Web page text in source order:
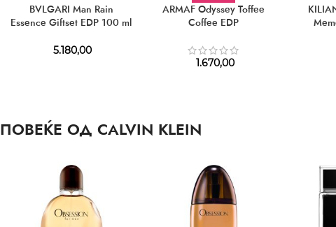
BVLGARI Man Rain
Essence Giftset EDP 100 ml
5.180,00
ARMAF Odyssey Toffee
Coffee EDP
1.670,00
ПОВЕЌЕ ОД CALVIN KLEIN